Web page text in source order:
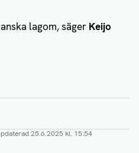
lagom, säger Keijo
25.6.2025 kl. 15:54